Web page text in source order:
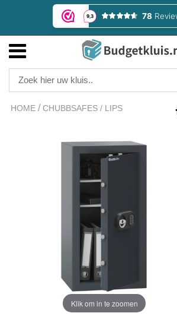
HOME / CHUBBSAFES / LIPS
Klik om in te zoomen